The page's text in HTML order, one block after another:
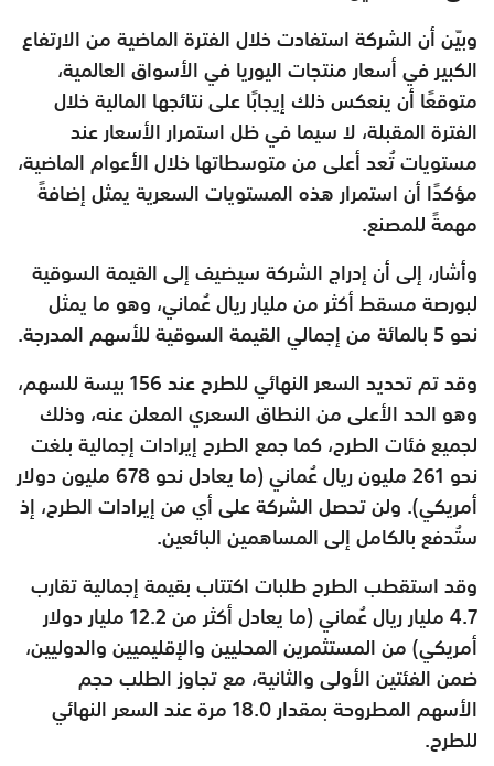
وبيّن أن الشركة استفادت خلال الفترة الماضية من الارتفاع
الكبير في أسعار منتجات اليوريا في الأسواق العالمية،
متوقعًا أن ينعكس ذلك إيجابًا على نتائجها المالية خلال
الفترة المقبلة، لا سيما في ظل استمرار الأسعار عند
مستويات تُعد أعلى من متوسطاتها خلال الأعوام الماضية،
مؤكدًا أن استمرار هذه المستويات السعرية يمثل إضافةً
مهمةً للمصنع.
وأشار، إلى أن إدراج الشركة سيضيف إلى القيمة السوقية
لبورصة مسقط أكثر من مليار ريال عُماني، وهو ما يمثل
نحو 5 بالمائة من إجمالي القيمة السوقية للأسهم المدرجة.
وقد تم تحديد السعر النهائي للطرح عند 156 بيسة للسهم،
وهو الحد الأعلى من النطاق السعري المعلن عنه، وذلك
لجميع فئات الطرح، كما جمع الطرح إيرادات إجمالية بلغت
نحو 261 مليون ريال عُماني (ما يعادل نحو 678 مليون دولار
أمريكي). ولن تحصل الشركة على أي من إيرادات الطرح، إذ
ستُدفع بالكامل إلى المساهمين البائعين.
وقد استقطب الطرح طلبات اكتتاب بقيمة إجمالية تقارب
4.7 مليار ريال عُماني (ما يعادل أكثر من 12.2 مليار دولار
أمريكي) من المستثمرين المحليين والإقليميين والدوليين،
ضمن الفئتين الأولى والثانية، مع تجاوز الطلب حجم
الأسهم المطروحة بمقدار 18.0 مرة عند السعر النهائي
للطرح.